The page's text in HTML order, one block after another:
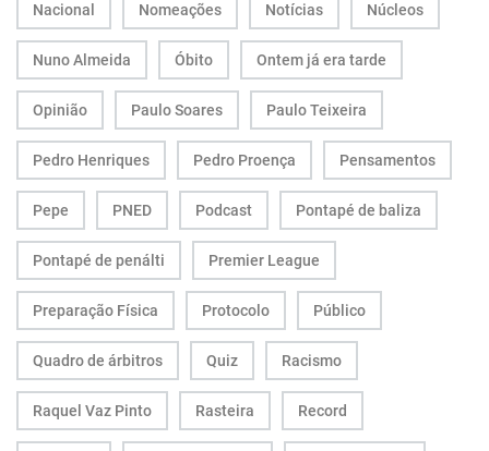
Nacional Nomeações Notícias Núcleos
Nuno Almeida Óbito Ontem já era tarde
Opinião Paulo Soares Paulo Teixeira
Pedro Henriques Pedro Proença Pensamentos
Pepe PNED Podcast Pontapé de baliza
Pontapé de penálti Premier League
Preparação Física Protocolo Público
Quadro de árbitros Quiz Racismo
Raquel Vaz Pinto Rasteira Record